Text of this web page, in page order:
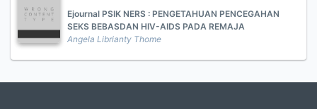
Ejournal PSIK NERS : PENGETAHUAN PENCEGAHAN
SEKS BEBASDAN HIV-AIDS PADA REMAJA
Angela Librianty Thome